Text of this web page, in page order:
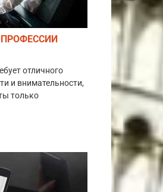
отличного
и внимательности,
только